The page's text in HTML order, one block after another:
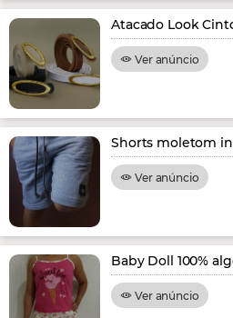
Atacado Look
Ver anúncio
Shorts moletom
Ver anúncio
Baby Doll 100%
Ver anúncio